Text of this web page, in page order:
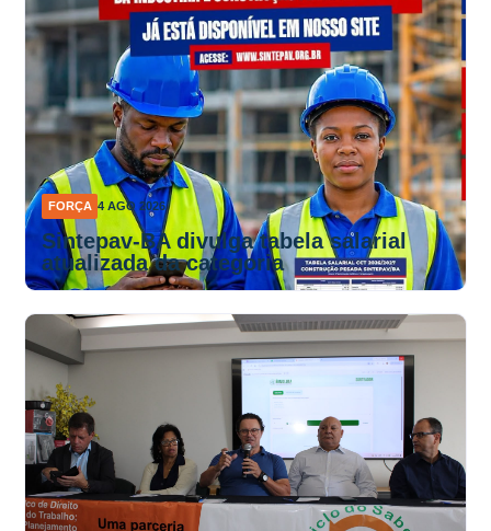
FORÇA 4 AGO 2026
Sintepav-BA divulga tabela salarial
atualizada da categoria